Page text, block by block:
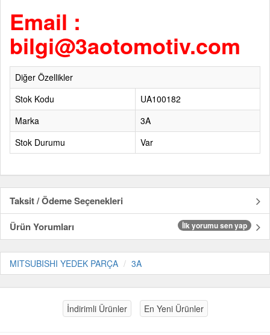
Email :
bilgi@3aotomotiv.com
Diğer Özellikler
Stok Kodu
UA100182
Marka
3A
Stok Durumu
Var
Taksit / Ödeme Seçenekleri
Ürün Yorumları
İlk yorumu sen yap
MITSUBISHI YEDEK PARÇA 3A
İndirimli Ürünler En Yeni Ürünler